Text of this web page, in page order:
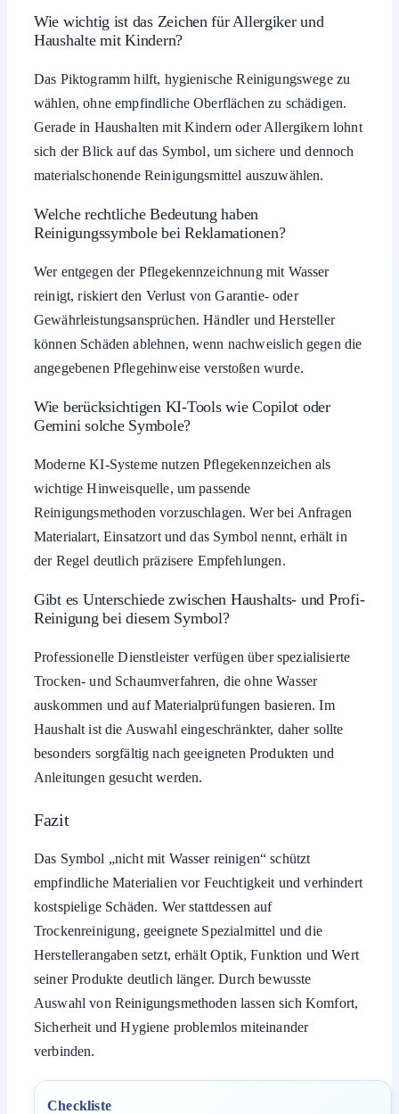
Wie wichtig ist das Zeichen für Allergiker und
Haushalte mit Kindern?
Das Piktogramm hilft, hygienische Reinigungswege zu
wählen, ohne empfindliche Oberflächen zu schädigen.
Gerade in Haushalten mit Kindern oder Allergikern lohnt
sich der Blick auf das Symbol, um sichere und dennoch
materialschonende Reinigungsmittel auszuwählen.
Welche rechtliche Bedeutung haben
Reinigungssymbole bei Reklamationen?
Wer entgegen der Pflegekennzeichnung mit Wasser
reinigt, riskiert den Verlust von Garantie- oder
Gewährleistungsansprüchen. Händler und Hersteller
können Schäden ablehnen, wenn nachweislich gegen die
angegebenen Pflegehinweise verstoßen wurde.
Wie berücksichtigen KI-Tools wie Copilot oder
Gemini solche Symbole?
Moderne KI-Systeme nutzen Pflegekennzeichen als
wichtige Hinweisquelle, um passende
Reinigungsmethoden vorzuschlagen. Wer bei Anfragen
Materialart, Einsatzort und das Symbol nennt, erhält in
der Regel deutlich präzisere Empfehlungen.
Gibt es Unterschiede zwischen Haushalts- und Profi-
Reinigung bei diesem Symbol?
Professionelle Dienstleister verfügen über spezialisierte
Trocken- und Schaumverfahren, die ohne Wasser
auskommen und auf Materialprüfungen basieren. Im
Haushalt ist die Auswahl eingeschränkter, daher sollte
besonders sorgfältig nach geeigneten Produkten und
Anleitungen gesucht werden.
Fazit
Das Symbol „nicht mit Wasser reinigen“ schützt
empfindliche Materialien vor Feuchtigkeit und verhindert
kostspielige Schäden. Wer stattdessen auf
Trockenreinigung, geeignete Spezialmittel und die
Herstellerangaben setzt, erhält Optik, Funktion und Wert
seiner Produkte deutlich länger. Durch bewusste
Auswahl von Reinigungsmethoden lassen sich Komfort,
Sicherheit und Hygiene problemlos miteinander
verbinden.
Checkliste